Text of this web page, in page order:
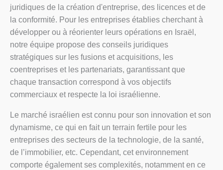
juridiques de la création d'entreprise, des licences et de
la conformité. Pour les entreprises établies cherchant à
développer ou à réorienter leurs opérations en Israël,
notre équipe propose des conseils juridiques
stratégiques sur les fusions et acquisitions, les
coentreprises et les partenariats, garantissant que
chaque transaction correspond à vos objectifs
commerciaux et respecte la loi israélienne.
Le marché israélien est connu pour son innovation et son
dynamisme, ce qui en fait un terrain fertile pour les
entreprises des secteurs de la technologie, de la santé,
de l’immobilier, etc. Cependant, cet environnement
comporte également ses complexités, notamment en ce